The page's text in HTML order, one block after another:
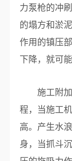
力泵枪的冲
的塌方和淤
作用的镇压
下降，就
施工附加
程，当施工
高。产生水
身，当抓斗